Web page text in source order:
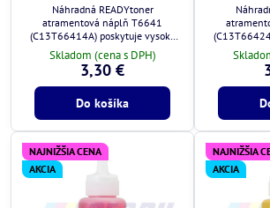
Náhradná READYtoner
atramentová náplň T6641
(C13T66414A) poskytuje vysokú
kvalitu tlače a plnú kompatibilitu s
tlačiarňami Epson.
Skladom (cena s DPH)
3,30 €
Do košíka
kvalitu tlače
NAJNIŽŠIA CENA
AKCIA
NAJNIŽŠIA
AKCIA